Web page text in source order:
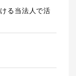
る当法人で活